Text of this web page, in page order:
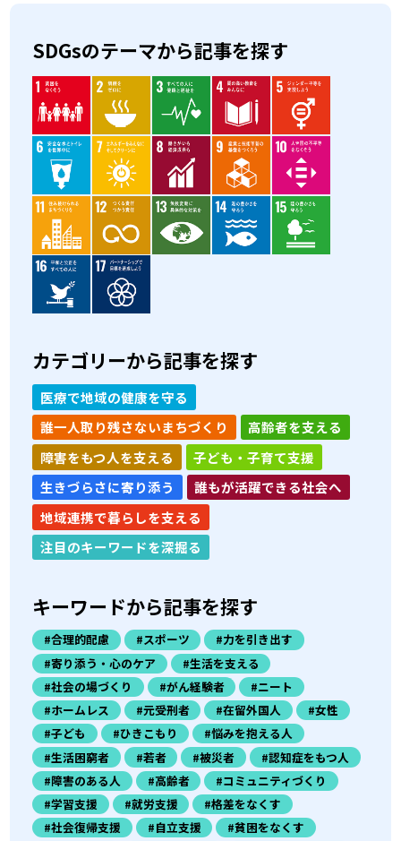
SDGsのテーマから記事を探す
カテゴリーから記事を探す
医療で地域の健康を守る
誰一人取り残さないまちづくり
高齢者を支える
障害をもつ人を支える
子ども・子育て支援
生きづらさに寄り添う
誰もが活躍できる社会へ
地域連携で暮らしを支える
注目のキーワードを深掘る
キーワードから記事を探す
#合理的配慮 #スポーツ
#力を引き出す
#寄り添う・心のケア
#生活を支える
#社会の場づくり
#がん経験者
#ニート
#ホームレス
#元受刑者 #在留外国人
#女性
#子ども
#ひきこもり
#悩みを抱える人
#生活困窮者
#若者 #被災者
#認知症をもつ人
#障害のある人
#高齢者
#コミュニティづくり
#学習支援
#就労支援
#格差をなくす
#社会復帰支援
#自立支援
#貧困をなくす